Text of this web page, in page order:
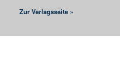
Zur Verlagsseite »